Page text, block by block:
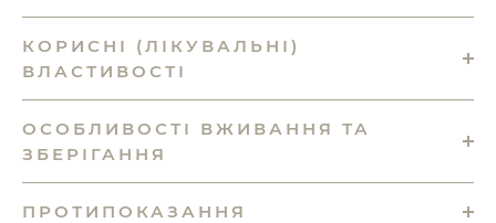
КОРИСНІ (ЛІКУВАЛЬНІ)
ВЛАСТИВОСТІ
ОСОБЛИВОСТІ ВЖИВАННЯ ТА
ЗБЕРІГАННЯ
ПРОТИПОКАЗАННЯ